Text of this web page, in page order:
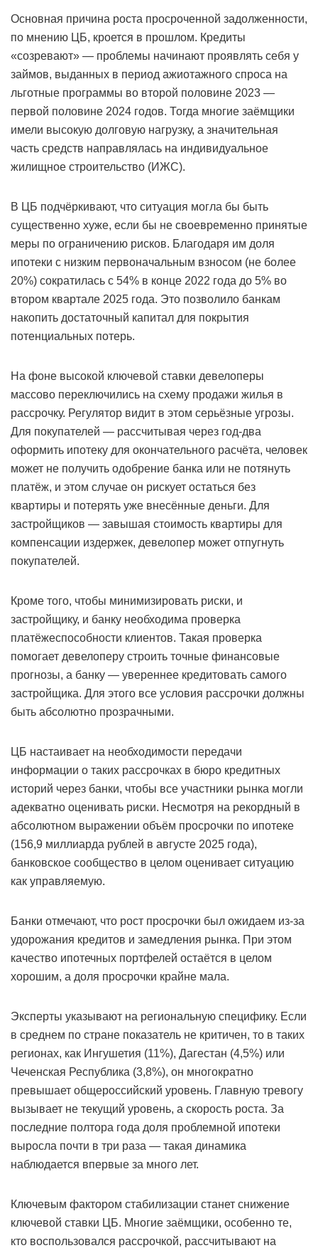
Основная причина роста просроченной задолженности,
по мнению ЦБ, кроется в прошлом. Кредиты
«созревают» — проблемы начинают проявлять себя у
займов, выданных в период ажиотажного спроса на
льготные программы во второй половине 2023 —
первой половине 2024 годов. Тогда многие заёмщики
имели высокую долговую нагрузку, а значительная
часть средств направлялась на индивидуальное
жилищное строительство (ИЖС).
В ЦБ подчёркивают, что ситуация могла бы быть
существенно хуже, если бы не своевременно принятые
меры по ограничению рисков. Благодаря им доля
ипотеки с низким первоначальным взносом (не более
20%) сократилась с 54% в конце 2022 года до 5% во
втором квартале 2025 года. Это позволило банкам
накопить достаточный капитал для покрытия
потенциальных потерь.
На фоне высокой ключевой ставки девелоперы
массово переключились на схему продажи жилья в
рассрочку. Регулятор видит в этом серьёзные угрозы.
Для покупателей — рассчитывая через год-два
оформить ипотеку для окончательного расчёта, человек
может не получить одобрение банка или не потянуть
платёж, и этом случае он рискует остаться без
квартиры и потерять уже внесённые деньги. Для
застройщиков — завышая стоимость квартиры для
компенсации издержек, девелопер может отпугнуть
покупателей.
Кроме того, чтобы минимизировать риски, и
застройщику, и банку необходима проверка
платёжеспособности клиентов. Такая проверка
помогает девелоперу строить точные финансовые
прогнозы, а банку — увереннее кредитовать самого
застройщика. Для этого все условия рассрочки должны
быть абсолютно прозрачными.
ЦБ настаивает на необходимости передачи
информации о таких рассрочках в бюро кредитных
историй через банки, чтобы все участники рынка могли
адекватно оценивать риски. Несмотря на рекордный в
абсолютном выражении объём просрочки по ипотеке
(156,9 миллиарда рублей в августе 2025 года),
банковское сообщество в целом оценивает ситуацию
как управляемую.
Банки отмечают, что рост просрочки был ожидаем из-за
удорожания кредитов и замедления рынка. При этом
качество ипотечных портфелей остаётся в целом
хорошим, а доля просрочки крайне мала.
Эксперты указывают на региональную специфику. Если
в среднем по стране показатель не критичен, то в таких
регионах, как Ингушетия (11%), Дагестан (4,5%) или
Чеченская Республика (3,8%), он многократно
превышает общероссийский уровень. Главную тревогу
вызывает не текущий уровень, а скорость роста. За
последние полтора года доля проблемной ипотеки
выросла почти в три раза — такая динамика
наблюдается впервые за много лет.
Ключевым фактором стабилизации станет снижение
ключевой ставки ЦБ. Многие заёмщики, особенно те,
кто воспользовался рассрочкой, рассчитывают на